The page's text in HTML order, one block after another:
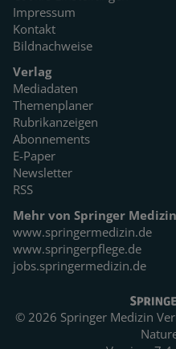
Impressum
Kontakt
Bildnachweise
Verlag
Mediadaten
Themenplaner
Rubrikanzeigen
Abonnements
E-Paper
Newsletter
RSS
Mehr von Springer Medizin
www.springermedizin.de
www.springerpflege.de
jobs.springermedizin.de
© 2026 Springer Medizin